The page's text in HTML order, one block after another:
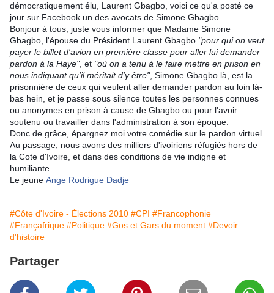
démocratiquement élu, Laurent Gbagbo, voici ce qu'a posté ce
jour sur Facebook un des avocats de Simone Gbagbo
Bonjour à tous, juste vous informer que Madame Simone
Gbagbo, l'épouse du Président Laurent Gbagbo "pour qui on veut
payer le billet d'avion en première classe pour aller lui demander
pardon à la Haye", et "où on a tenu à le faire mettre en prison en
nous indiquant qu'il méritait d'y être", Simone Gbagbo là, est la
prisonnière de ceux qui veulent aller demander pardon au loin là-
bas hein, et je passe sous silence toutes les personnes connues
ou anonymes en prison à cause de Gbagbo ou pour l'avoir
soutenu ou travailler dans l'administration à son époque.
Donc de grâce, épargnez moi votre comédie sur le pardon virtuel.
Au passage, nous avons des milliers d'ivoiriens réfugiés hors de
la Cote d'Ivoire, et dans des conditions de vie indigne et
humiliante.
Le jeune Ange Rodrigue Dadje
#Côte d'Ivoire - Élections 2010 #CPI #Francophonie
#Françafrique #Politique #Gos et Gars du moment #Devoir
d'histoire
Partager